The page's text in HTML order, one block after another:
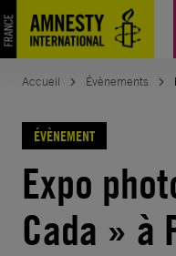
Accueil Évènements
ÉVÈNEMENT
Expo
Cada » à